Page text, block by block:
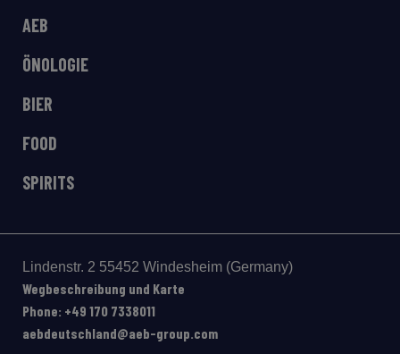
AEB
ÖNOLOGIE
BIER
FOOD
SPIRITS
Lindenstr. 2 55452 Windesheim (Germany)
Wegbeschreibung und Karte
Phone: +49 170 7338011
aebdeutschland@aeb-group.com